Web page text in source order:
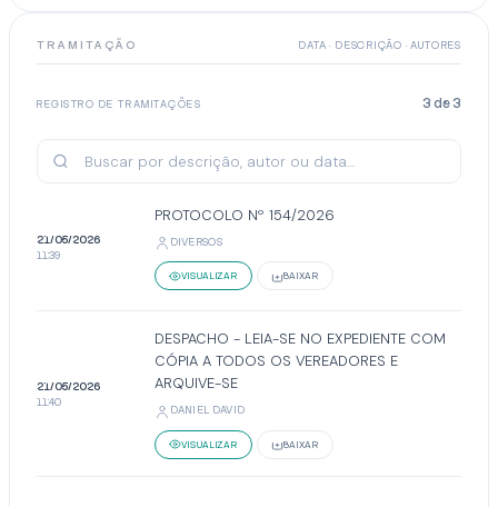
TRAMITAÇÃO DATA · DESCRIÇÃO · AUTORES
REGISTRO DE TRAMITAÇÕES 3 de 3
21/05/2026
11:39
PROTOCOLO Nº 154/2026
DIVERSOS
VISUALIZAR BAIXAR
21/05/2026
11:40
DESPACHO - LEIA-SE NO EXPEDIENTE COM
CÓPIA A TODOS OS VEREADORES E
ARQUIVE-SE
DANIEL DAVID
VISUALIZAR BAIXAR